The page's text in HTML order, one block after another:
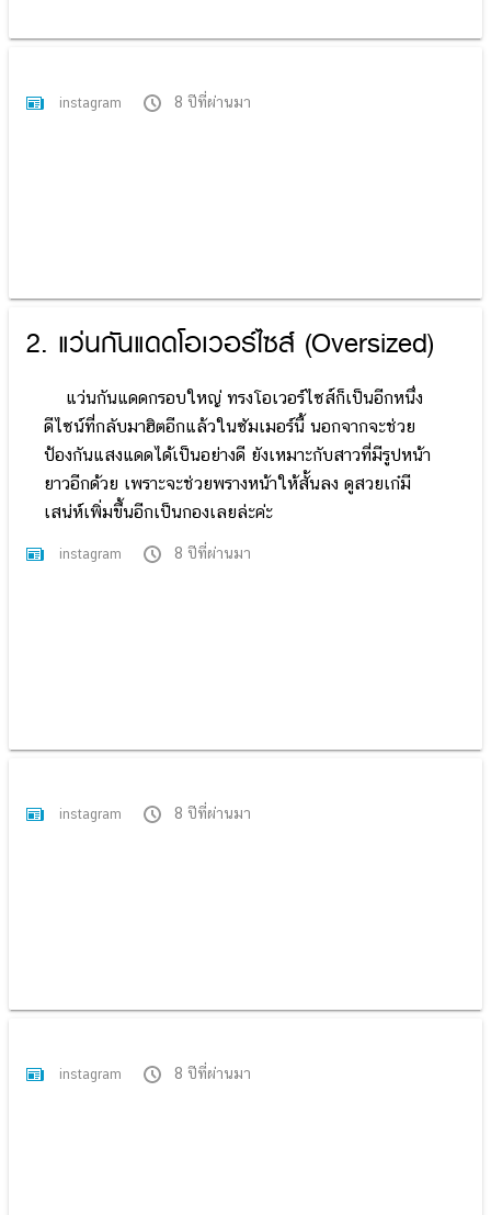
instagram 8 ปีที่ผ่านมา
2. แว่นกันแดดโอเวอร์ไซส์ (Oversized)
แว่นกันแดดกรอบใหญ่ ทรงโอเวอร์ไซส์ก็เป็นอีกหนึ่ง
ดีไซน์ที่กลับมาฮิตอีกแล้วในซัมเมอร์นี้ นอกจากจะช่วย
ป้องกันแสงแดดได้เป็นอย่างดี ยังเหมาะกับสาวที่มีรูปหน้า
ยาวอีกด้วย เพราะจะช่วยพรางหน้าให้สั้นลง ดูสวยเก๋มี
เสน่ห์เพิ่มขึ้นอีกเป็นกองเลยล่ะค่ะ
instagram 8 ปีที่ผ่านมา
instagram 8 ปีที่ผ่านมา
instagram 8 ปีที่ผ่านมา